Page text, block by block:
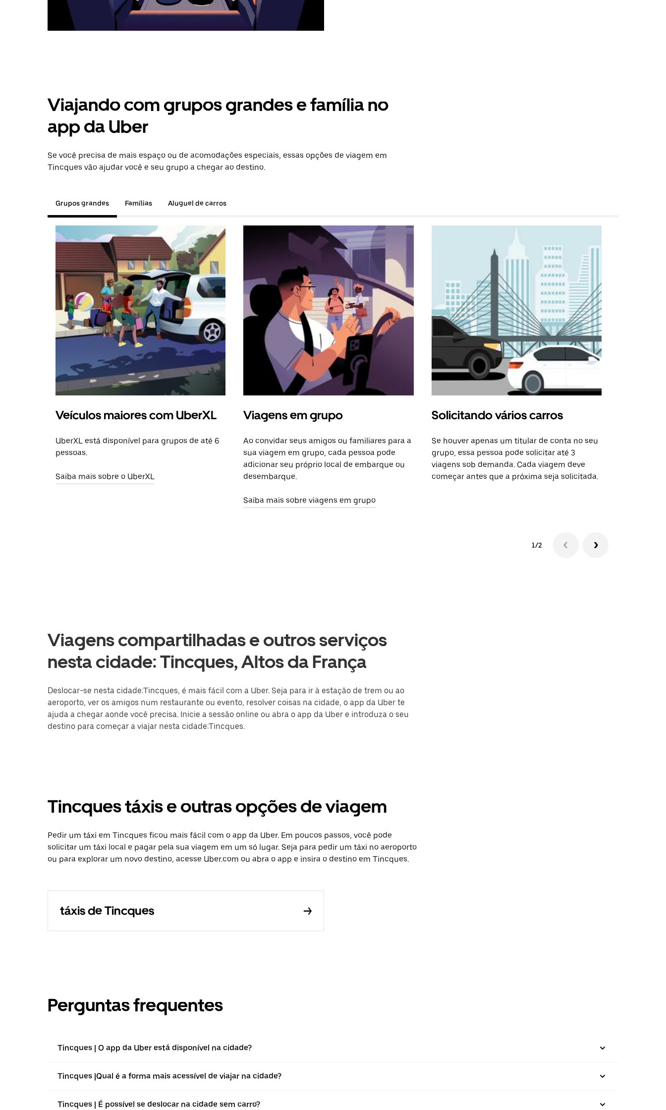
Viajando com grupos grandes e família no
app da Uber
Se você precisa de mais espaço ou de acomodações especiais, essas opções de viagem em
Tincques vão ajudar você e seu grupo a chegar ao destino.
Grupos grandes Famílias Aluguel de carros
Veículos maiores com UberXL
UberXL está disponível para grupos de até 6
pessoas.
Saiba mais sobre o UberXL
Viagens em grupo
Ao convidar seus amigos ou familiares para a
sua viagem em grupo, cada pessoa pode
adicionar seu próprio local de embarque ou
desembarque.
Saiba mais sobre viagens em grupo
Solicitando vários carros
Se houver apenas um titular de conta no seu
grupo, essa pessoa pode solicitar até 3
viagens sob demanda. Cada viagem deve
começar antes que a próxima seja solicitada.
1/2
Viagens compartilhadas e outros serviços
nesta cidade: Tincques, Altos da França
Deslocar-se nesta cidade:Tincques, é mais fácil com a Uber. Seja para ir à estação de trem ou ao
aeroporto, ver os amigos num restaurante ou evento, resolver coisas na cidade, o app da Uber te
ajuda a chegar aonde você precisa. Inicie a sessão online ou abra o app da Uber e introduza o seu
destino para começar a viajar nesta cidade:Tincques.
Tincques táxis e outras opções de viagem
Pedir um táxi em Tincques ficou mais fácil com o app da Uber. Em poucos passos, você pode
solicitar um táxi local e pagar pela sua viagem em um só lugar. Seja para pedir um táxi no aeroporto
ou para explorar um novo destino, acesse Uber.com ou abra o app e insira o destino em Tincques.
táxis de Tincques
Perguntas frequentes
Tincques | O app da Uber está disponível na cidade?
Tincques |⁠Qual é a forma mais acessível de viajar na cidade?
Tincques | É possível se deslocar na cidade sem carro?